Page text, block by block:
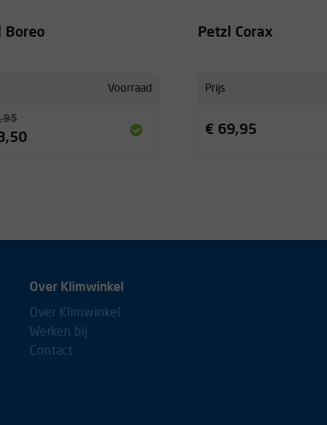
Boreo
Voorraad
Petzl Corax
Prijs
€ 69,95
Over Klimwinkel
Over Klimwinkel
Werken bij
Contact